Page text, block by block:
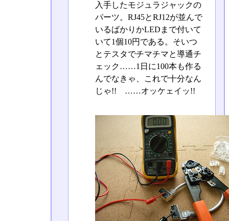
入手したモジュラジャックの
パーツ。RJ45とRJ12が並んで
いるばかりかLEDまで付いて
いて1個10円である。そいつ
とテスタでチマチマと導通チ
ェック……1日に100本も作る
んでなきゃ、これで十分なん
じゃ!! ……オッケェイッ!!